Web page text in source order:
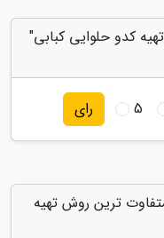
کدو حلوایی کبابی"
5 رای
ترین روش تهیه